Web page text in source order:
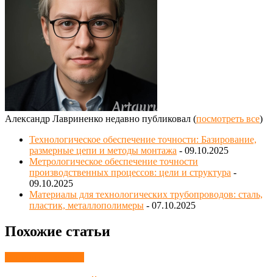
Александр Лавриненко недавно публиковал (посмотреть все)
Технологическое обеспечение точности: Базирование,
размерные цепи и методы монтажа - 09.10.2025
Метрологическое обеспечение точности
производственных процессов: цели и структура -
09.10.2025
Материалы для технологических трубопроводов: сталь,
пластик, металлополимеры - 07.10.2025
Похожие статьи